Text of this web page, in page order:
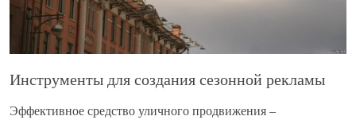
Инструменты для создания сезонной рекламы
Эффективное средство уличного продвижения –